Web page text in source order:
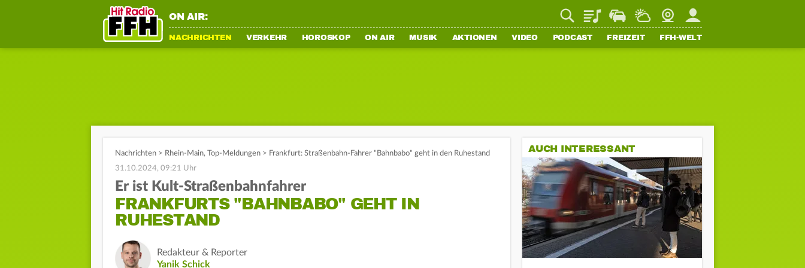
ON AIR: PlaylistStaupilotWetterWebcamMein FFH
NACHRICHTEN VERKEHR HOROSKOP ON AIR MUSIK AKTIONEN VIDEO PODCAST FREIZEIT FFH-WELT
Nachrichten > Rhein-Main, Top-Meldungen > Frankfurt: Straßenbahn-Fahrer "Bahnbabo" geht in den Ruhestand
31.10.2024, 09:21 Uhr
Er ist Kult-Straßenbahnfahrer
FRANKFURTS "BAHNBABO" GEHT IN
RUHESTAND
Redakteur & Reporter
Yanik Schick
AUCH INTERESSANT